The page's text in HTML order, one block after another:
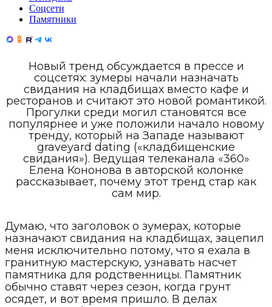
Соцсети
Памятники
Новый тренд обсуждается в прессе и
соцсетях: зумеры начали назначать
свидания на кладбищах вместо кафе и
ресторанов и считают это новой романтикой.
Прогулки среди могил становятся все
популярнее и уже положили начало новому
тренду, который на Западе называют
graveyard dating («кладбищенские
свидания»). Ведущая телеканала «360»
Елена Кононова в авторской колонке
рассказывает, почему этот тренд стар как
сам мир.
Думаю, что заголовок о зумерах, которые
назначают свидания на кладбищах, зацепил
меня исключительно потому, что я ехала в
гранитную мастерскую, узнавать насчет
памятника для родственницы. Памятник
обычно ставят через сезон, когда грунт
осядет, и вот время пришло. В делах